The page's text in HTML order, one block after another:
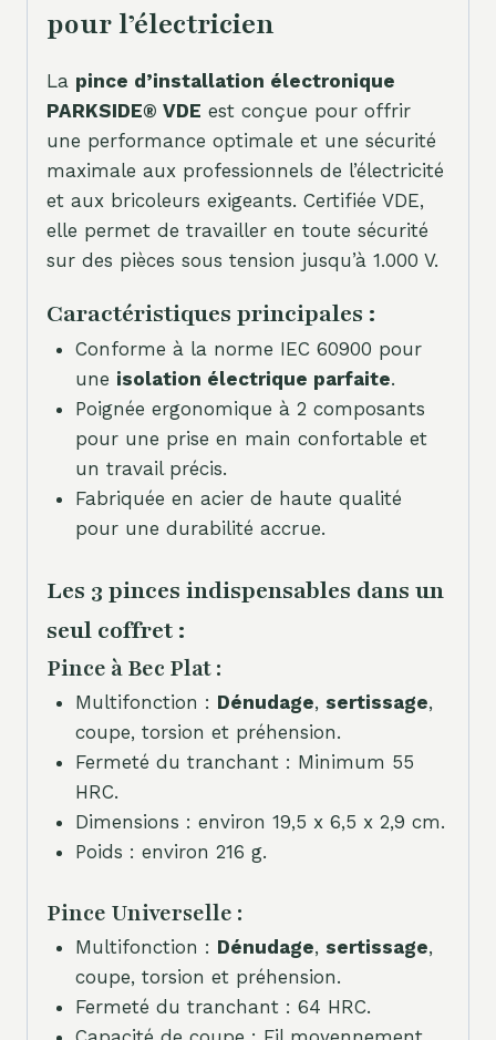
pour l’électricien
La pince d’installation électronique
PARKSIDE® VDE est conçue pour offrir
une performance optimale et une sécurité
maximale aux professionnels de l’électricité
et aux bricoleurs exigeants. Certifiée VDE,
elle permet de travailler en toute sécurité
sur des pièces sous tension jusqu’à 1.000 V.
Caractéristiques principales :
Conforme à la norme IEC 60900 pour
une isolation électrique parfaite.
Poignée ergonomique à 2 composants
pour une prise en main confortable et
un travail précis.
Fabriquée en acier de haute qualité
pour une durabilité accrue.
Les 3 pinces indispensables dans un
seul coffret :
Pince à Bec Plat :
Multifonction : Dénudage, sertissage,
coupe, torsion et préhension.
Fermeté du tranchant : Minimum 55
HRC.
Dimensions : environ 19,5 x 6,5 x 2,9 cm.
Poids : environ 216 g.
Pince Universelle :
Multifonction : Dénudage, sertissage,
coupe, torsion et préhension.
Fermeté du tranchant : 64 HRC.